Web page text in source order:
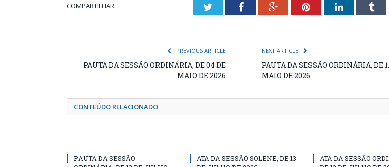
COMPARTILHAR: TwitterFacebookGoogle+PinterestLinkedIn
PREVIOUS ARTICLE
PAUTA DA SESSÃO ORDINÁRIA, DE 04 DE
MAIO DE 2026
NEXT ARTICLE
PAUTA DA SESSÃO ORDINÁRIA, DE
MAIO DE 2026
CONTEÚDO RELACIONADO
PAUTA DA SESSÃO
ATA DA SESSÃO SOLENE, DE 13
ATA DA SESSÃO